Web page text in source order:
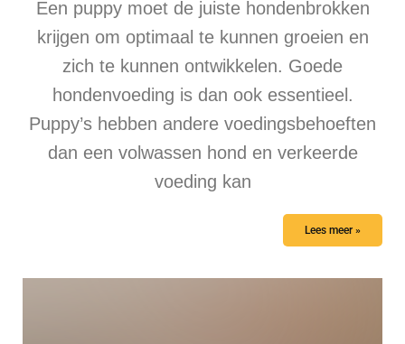
Een puppy moet de juiste hondenbrokken
krijgen om optimaal te kunnen groeien en
zich te kunnen ontwikkelen. Goede
hondenvoeding is dan ook essentieel.
Puppy’s hebben andere voedingsbehoeften
dan een volwassen hond en verkeerde
voeding kan
Lees meer »